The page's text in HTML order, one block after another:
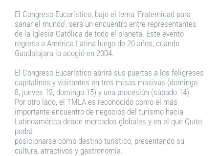
El Congreso Eucarístico, bajo el lema ‘Fraternidad para
sanar el mundo’, será un encuentro entre representantes
de la Iglesia Católica de todo el planeta. Este evento
regresa a América Latina luego de 20 años, cuando
Guadalajara lo acogió en 2004.
El Congreso Eucarístico abrirá sus puertas a los feligreses
capitalinos y visitantes en tres misas masivas (domingo
8, jueves 12, domingo 15) y una procesión (sábado 14).
Por otro lado, el TMLA es reconocido como el más
importante encuentro de negocios del turismo hacia
Latinoamérica desde mercados globales y en el que Quito
podrá
posicionarse como destino turístico, presentando su
cultura, atractivos y gastronomía.